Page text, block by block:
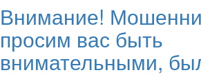
Внимание!
просим вас быть
внимательными,